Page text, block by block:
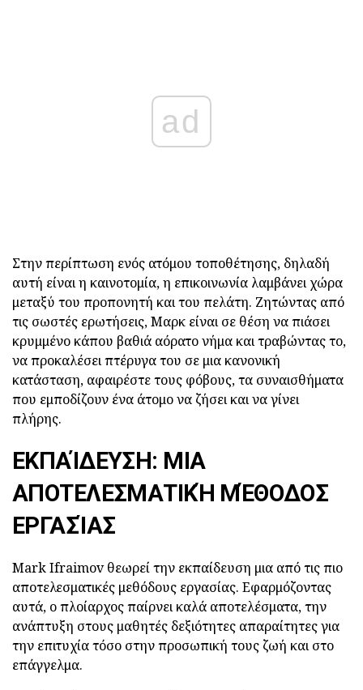
ad
Στην περίπτωση ενός ατόμου τοποθέτησης, δηλαδή
αυτή είναι η καινοτομία, η επικοινωνία λαμβάνει χώρα
μεταξύ του προπονητή και του πελάτη. Ζητώντας από
τις σωστές ερωτήσεις, Μαρκ είναι σε θέση να πιάσει
κρυμμένο κάπου βαθιά αόρατο νήμα και τραβώντας το,
να προκαλέσει πτέρυγα του σε μια κανονική
κατάσταση, αφαιρέστε τους φόβους, τα συναισθήματα
που εμποδίζουν ένα άτομο να ζήσει και να γίνει
πλήρης.
ΕΚΠΑΊΔΕΥΣΗ: ΜΙΑ
ΑΠΟΤΕΛΕΣΜΑΤΙΚΉ ΜΈΘΟΔΟΣ
ΕΡΓΑΣΊΑΣ
Mark Ifraimov θεωρεί την εκπαίδευση μια από τις πιο
αποτελεσματικές μεθόδους εργασίας. Εφαρμόζοντας
αυτά, ο πλοίαρχος παίρνει καλά αποτελέσματα, την
ανάπτυξη στους μαθητές δεξιότητες απαραίτητες για
την επιτυχία τόσο στην προσωπική τους ζωή και στο
επάγγελμα.